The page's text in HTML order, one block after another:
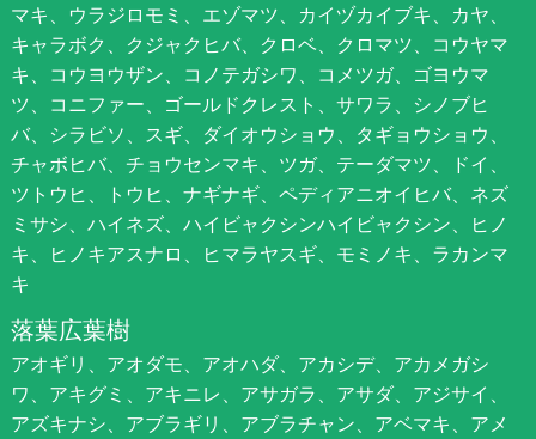
マキ、ウラジロモミ、エゾマツ、カイヅカイブキ、カヤ、
キャラボク、クジャクヒバ、クロベ、クロマツ、コウヤマ
キ、コウヨウザン、コノテガシワ、コメツガ、ゴヨウマ
ツ、コニファー、ゴールドクレスト、サワラ、シノブヒ
バ、シラビソ、スギ、ダイオウショウ、タギョウショウ、
チャボヒバ、チョウセンマキ、ツガ、テーダマツ、ドイ、
ツトウヒ、トウヒ、ナギナギ、ペディアニオイヒバ、ネズ
ミサシ、ハイネズ、ハイビャクシンハイビャクシン、ヒノ
キ、ヒノキアスナロ、ヒマラヤスギ、モミノキ、ラカンマ
キ
落葉広葉樹
アオギリ、アオダモ、アオハダ、アカシデ、アカメガシ
ワ、アキグミ、アキニレ、アサガラ、アサダ、アジサイ、
アズキナシ、アブラギリ、アブラチャン、アベマキ、アメ